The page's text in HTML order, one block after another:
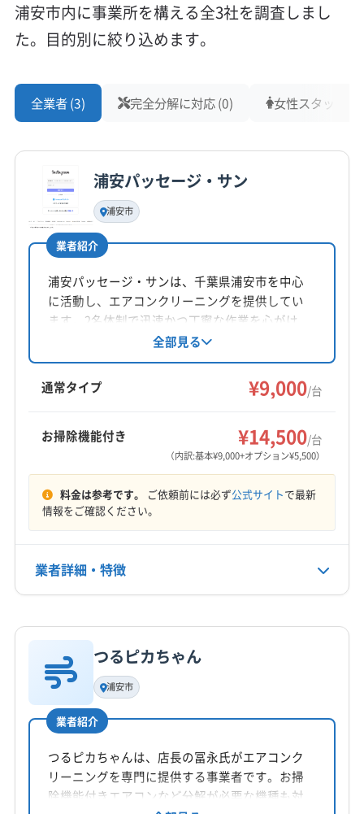
動した機種、ドレンアップポンプ（水を強制的に
備が多く見られます。構造を理解していない
と、設定ミスや故障の原因になりかねません。
一方で「元町」エリアの戸建てや「中町」エリアの
団地などでは、今では珍しい古い機種や、壁の
中に配管が通っている「隠蔽配管」のケースも見
られます。建物の構造を考えた慎重な作業が必
要です。エリアごとの特徴をよく知る、経験豊
富な業者を選ぶことが大切です。
生活スタイルと追加費用の注意点（駐
子育て世帯が多い浦安市ならではの健康へ
の配慮や、エリアで大きく異なる駐車事情
ってきます。
子育て世帯とペットのいるご家庭
特に新町エリアを中心に子育て世帯が多く暮ら
の清潔さを気にされる方が多いです。内部で増
えたカビや、排気ガス・鉄粉などが混ざったホ
浦安市内に事業所を構える全3社を調査しまし
た。目的別に絞り込めます。
全業者 (3) 完全分解に対応 (0) 女性スタッフ在
浦安パッセージ・サン
浦安市
業者紹介
浦安パッセージ・サンは、千葉県浦安市を中心
に活動し、エアコンクリーニングを提供してい
ます。2名体制で迅速かつ丁寧な作業を心がけ、
エコ洗剤を使用。土日祝日も対応可能で、消臭
抗菌コートなどのオプションも用意されていま
す。複数台割引もあります。高圧洗浄で奥の汚
れを落とし、快適な空間を提供しています。
全部見る
通常タイプ ¥9,000/台
お掃除機能付き ¥14,500/台
（内訳:基本¥9,000+オプション¥5,500）
料金は参考です。 ご依頼前には必ず公式サイトで最新
情報をご確認ください。
業者詳細・特徴
基本情報
代表者名
非公開
所在地
千葉県浦安市
対応地域
つるピカちゃん
浦安市
業者紹介
つるピカちゃんは、店長の冨永氏がエアコンク
リーニングを専門に提供する事業者です。お掃
除機能付きエアコンなど分解が必要な機種も対